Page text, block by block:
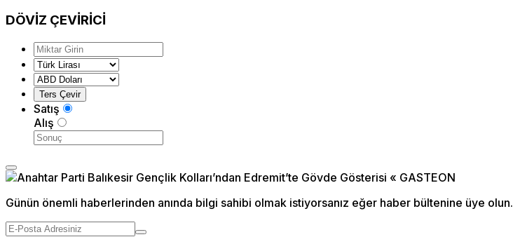
DÖVİZ ÇEVİRİCİ
Satış
Alış
Günün önemli haberlerinden anında bilgi sahibi olmak istiyorsanız eğer haber bültenine üye olun.